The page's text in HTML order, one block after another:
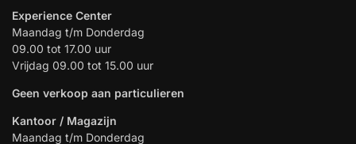
Experience Center
Maandag t/m Donderdag
09.00 tot 17.00 uur
Vrijdag 09.00 tot 15.00 uur
Geen verkoop aan particulieren
Kantoor / Magazijn
Maandag t/m Donderdag